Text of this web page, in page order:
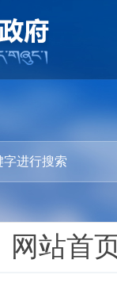
网站首